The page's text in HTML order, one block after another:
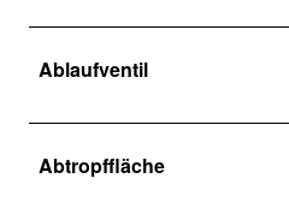
Ablaufventil
Abtropffläche